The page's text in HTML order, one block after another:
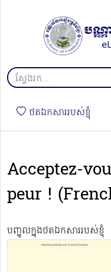
ថតឯកសាររបស់ខ្ញុំ
Acceptez-
peur !
បញ្ចូលក្នុងថតឯកសាររបស់ខ្ញុំ